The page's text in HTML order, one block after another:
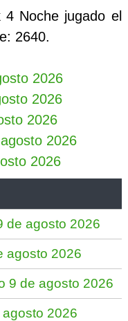
Noche jugado el
2640.
2026
2026
2026
2026
2026
de agosto 2026
agosto 2026
9 de agosto 2026
2026